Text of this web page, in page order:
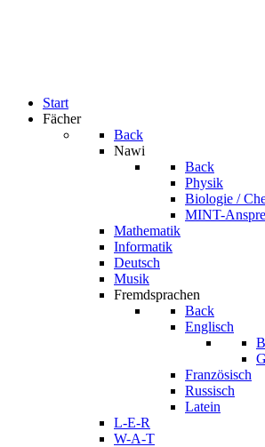
Start
Fächer
Back
Nawi
Back
Physik
Biologie /
MINT-
Mathematik
Informatik
Deutsch
Musik
Fremdsprachen
Back
Englisch
Französisch
Russisch
Latein
L-E-R
W-A-T